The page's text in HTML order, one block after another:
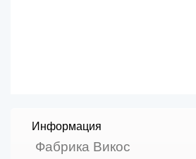
Информация
Фабрика Викос